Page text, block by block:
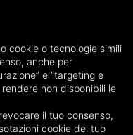
by mail
cookie o tecnologie simili
anche per
e “targeting e
non disponibili le
il tuo consenso,
cookie del tuo